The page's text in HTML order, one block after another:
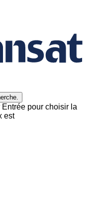
pour choisir la
est